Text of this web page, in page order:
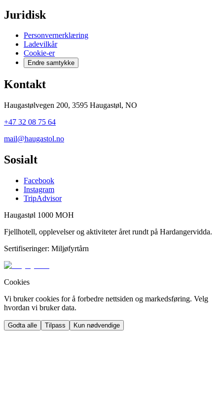
Juridisk
Personvernerklæring
Ladevilkår
Cookie-er
Endre samtykke
Kontakt
Haugastølvegen 200, 3595 Haugastøl, NO
+47 32 08 75 64
mail@haugastol.no
Sosialt
Facebook
Instagram
TripAdvisor
Haugastøl 1000 MOH
Fjellhotell, opplevelser og aktiviteter året rundt på Hardangervidda.
Sertifiseringer: Miljøfyrtårn
Cookies
Vi bruker cookies for å forbedre nettsiden og markedsføring. Velg
hvordan vi bruker data.
Godta alle Tilpass Kun nødvendige